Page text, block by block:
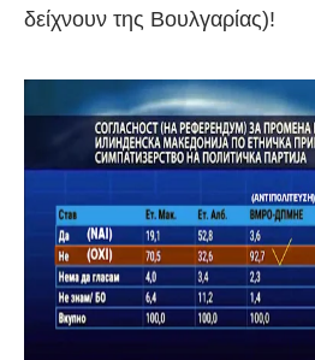
δείχνουν της Βουλγαρίας)!